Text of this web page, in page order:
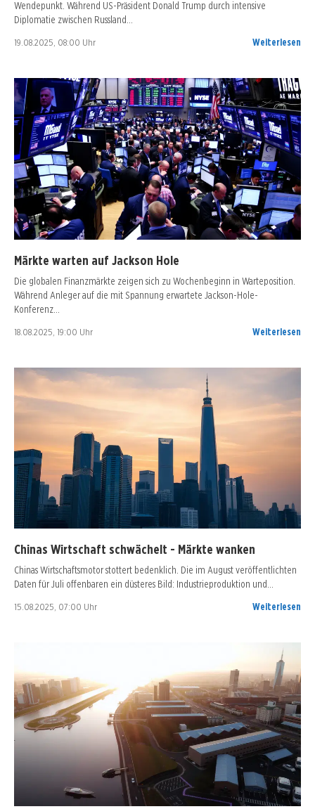
Wendepunkt. Während US-Präsident Donald Trump durch intensive
Diplomatie zwischen Russland…
19.08.2025, 08:00 Uhr Weiterlesen
Märkte warten auf Jackson Hole
Die globalen Finanzmärkte zeigen sich zu Wochenbeginn in Warteposition.
Während Anleger auf die mit Spannung erwartete Jackson-Hole-
Konferenz…
18.08.2025, 19:00 Uhr Weiterlesen
Chinas Wirtschaft schwächelt - Märkte wanken
Chinas Wirtschaftsmotor stottert bedenklich. Die im August veröffentlichten
Daten für Juli offenbaren ein düsteres Bild: Industrieproduktion und…
15.08.2025, 07:00 Uhr Weiterlesen